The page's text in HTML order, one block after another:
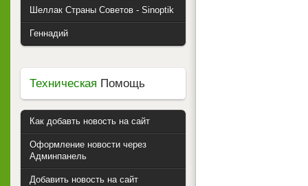
Шеллак Страны Советов - Sinoptik
Геннадий
Техническая Помощь
Как добавть новость на сайт
Оформление новости через
Админпанель
Добавить новость на сайт